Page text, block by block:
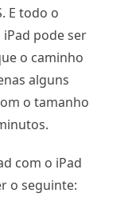
E todo o
pode ser
o caminho
alguns
o tamanho
com o iPad
o seguinte: